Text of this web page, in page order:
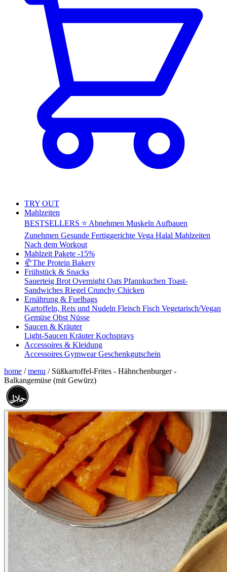
TRY OUT
Mahlzeiten
BESTSELLERS ⭐ Abnehmen Muskeln Aufbauen
Zunehmen Gesunde Fertiggerichte Vega Halal Mahlzeiten
Nach dem Workout
Mahlzeit Pakete -15%
🥐The Protein Bakery
Frühstück & Snacks
Sauerteig Brot Overnight Oats Pfannkuchen Toast-
Sandwiches Riegel Crunchy Chicken
Ernährung & Fuelbags
Kartoffeln, Reis und Nudeln Fleisch Fisch Vegetarisch/Vegan
Gemüse Obst Nüsse
Saucen & Kräuter
Light-Saucen KräuterKochsprays
Accessoires & Kleidung
Accessoires GymwearGeschenkgutschein
home / menu / Süßkartoffel-Frites - Hähnchenburger -
Balkangemüse (mit Gewürz)
حلال
HALAL